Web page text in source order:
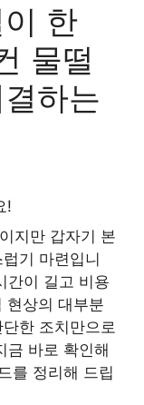
한
물떨
하는
!
지만 갑자기 본
기 마련입니
간이 길고 비용
현상의 대부분
한 조치만으로
금 바로 확인해
를 정리해 드립